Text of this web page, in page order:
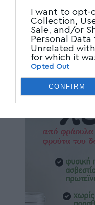
I want to opt-
Collection,
Sale, and/or
Personal Data
Unrelated
for which it
Opted Out
CONFIRM